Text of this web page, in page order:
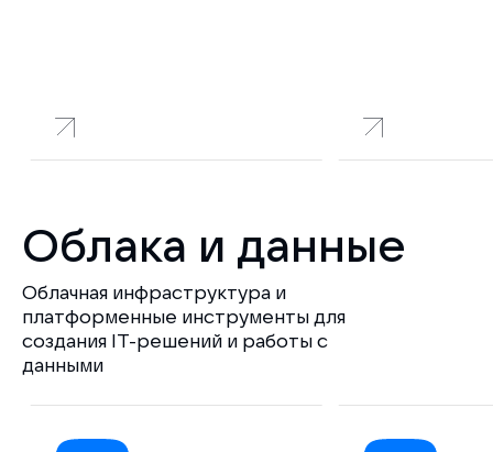
Облака и данные
Облачная инфраструктура и
платформенные инструменты для
создания IT-решений и работы с
данными